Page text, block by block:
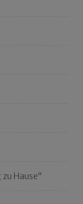
Hause“